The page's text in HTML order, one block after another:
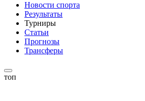
Новости спорта
Результаты
Турниры
Статьи
Прогнозы
Трансферы
топ